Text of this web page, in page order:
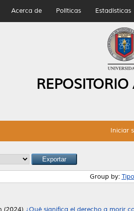
Acerca de Políticas Estadísticas
Iniciar
Group by: